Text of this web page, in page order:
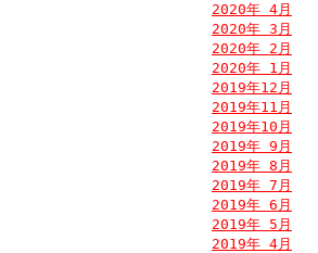
2020年 4月
2020年 3月
2020年 2月
2020年 1月
2019年12月
2019年11月
2019年10月
2019年 9月
2019年 8月
2019年 7月
2019年 6月
2019年 5月
2019年 4月